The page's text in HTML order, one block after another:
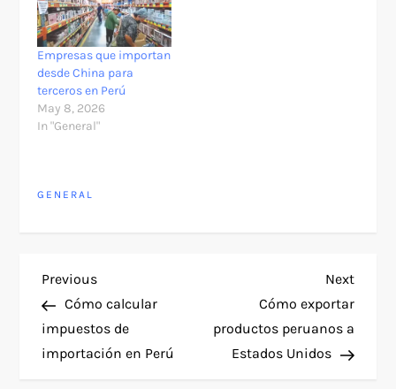
Empresas que importan
desde China para
terceros en Perú
May 8, 2026
In "General"
GENERAL
P
o
s
Previous
Post
Previous
Cómo calcular
impuestos de
importación en Perú
Next
Post
Next
Cómo exportar
productos peruanos a
Estados Unidos